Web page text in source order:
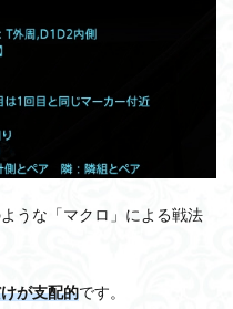
うな「マクロ」による戦法
が支配的です。